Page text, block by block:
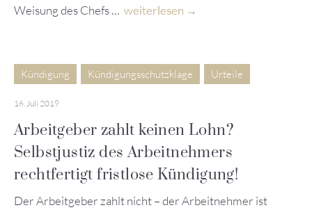
Weisung des Chefs … weiterlesen
Kündigung Kündigungsschutzklage Urteile
16. Juli 2019
Arbeitgeber zahlt keinen Lohn?
Selbstjustiz des Arbeitnehmers
rechtfertigt fristlose Kündigung!
Der Arbeitgeber zahlt nicht – der Arbeitnehmer ist